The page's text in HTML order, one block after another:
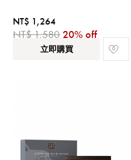
NT$ 1,264
NT$ 1,580 20% off
立即購買